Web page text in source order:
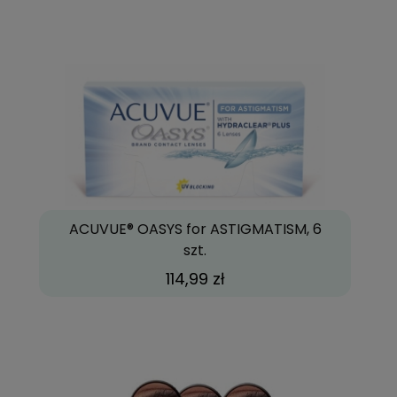
ACUVUE® OASYS for ASTIGMATISM, 6
szt.
114,99 zł